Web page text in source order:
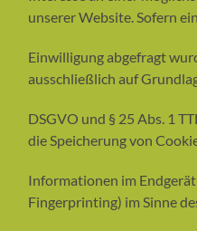
unserer Website. Sofern
Einwilligung abgefragt
ausschließlich auf
DSGVO und § 25 Abs. 1
die Speicherung von
Informationen im Endgerät
Fingerprinting) im Sinne